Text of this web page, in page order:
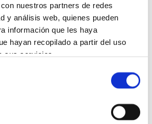
nuestros partners de redes
y análisis web, quienes pueden
información que les haya
hayan recopilado a partir del uso
sus servicios.